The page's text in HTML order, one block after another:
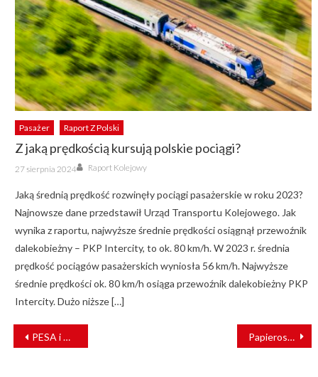
Pasażer Raport Z Polski
Z jaką prędkością kursują polskie pociągi?
Posted
on
27 sierpnia 2024 Author
Raport Kolejowy
Jaką średnią prędkość rozwinęły pociągi pasażerskie w roku 2023?
Najnowsze dane przedstawił Urząd Transportu Kolejowego. Jak
wynika z raportu, najwyższe średnie prędkości osiągnął przewoźnik
dalekobieżny – PKP Intercity, to ok. 80 km/h. W 2023 r. średnia
prędkość pociągów pasażerskich wyniosła 56 km/h. Najwyższe
średnie prędkości ok. 80 km/h osiąga przewoźnik dalekobieżny PKP
Intercity. Dużo niższe […]
NAWIGACJA
WPISU
PESA i HeiterBlick łączą siły, bydgoska spółka obejmie 100% udziałów niemieckiego producenta tramwajów. Papierosowy przemyt zatrzymał pociąg. Pasażerowie uwięzieni na granicy